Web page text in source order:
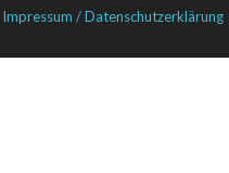
Impressum / Datenschutzerklärung